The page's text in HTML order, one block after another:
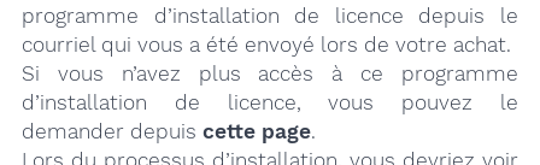
programme d’installation de licence depuis le
courriel qui vous a été envoyé lors de votre achat.
Si vous n’avez plus accès à ce programme
d’installation de licence, vous pouvez le
demander depuis cette page.
Lors du processus d’installation, vous devriez voir